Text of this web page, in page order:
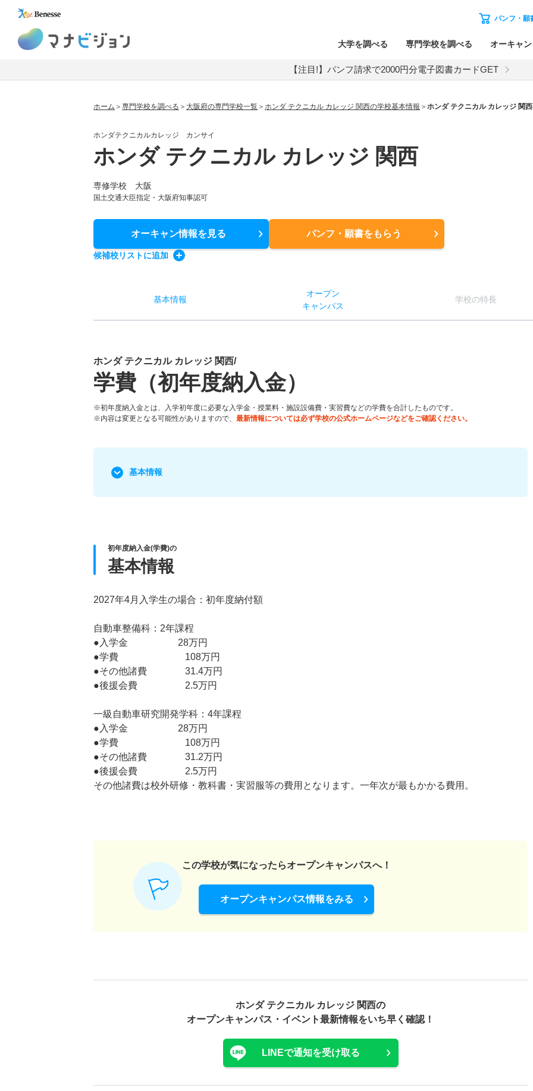
パンフ・願
大学を調べる 専門学校を調べる オーキャ
【注目!】パンフ請求で2000円分電子図書カードGET
ホーム 専門学校を調べる 大阪府の専門学校一覧 ホンダ テクニカル カレッジ 関西の学校基本情報 ホンダ テクニカル カレッジ 関
ホンダテクニカルカレッジ カンサイ
ホンダ テクニカル カレッジ 関西
専修学校 大阪
国土交通大臣指定・大阪府知事認可
オーキャン情報を見る パンフ・願書をもらう
候補校リストに追加
基本情報
オープン
キャンパス
学校の特長
ホンダ テクニカル カレッジ 関西/
学費（初年度納入金）
※初年度納入金とは、入学初年度に必要な入学金・授業料・施設設備費・実習費などの学費を合計したものです。
※内容は変更となる可能性がありますので、 最新情報については必ず学校の公式ホームページなどをご確認ください。
基本情報
初年度納入金(学費)の
基本情報
2027年4月入学生の場合：初年度納付額
自動車整備科：2年課程
●入学金 28万円
●学費 108万円
●その他諸費 31.4万円
●後援会費 2.5万円
一級自動車研究開発学科：4年課程
●入学金 28万円
●学費 108万円
●その他諸費 31.2万円
●後援会費 2.5万円
その他諸費は校外研修・教科書・実習服等の費用となります。一年次が最もかかる費用。
この学校が気になったらオープンキャンパスへ！
オープンキャンパス情報をみる
ホンダ テクニカル カレッジ 関西の
オープンキャンパス・ イベント最新情報をいち早く確認！
LINEで通知を受け取る